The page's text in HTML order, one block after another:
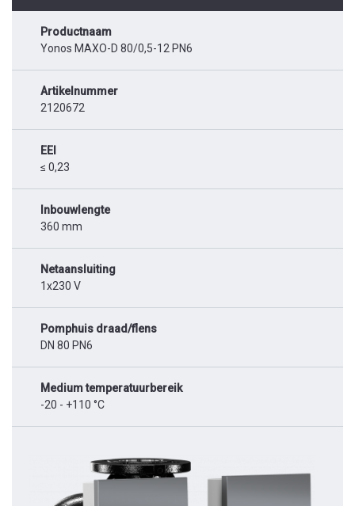
Productnaam
Yonos MAXO-D 80/0,5-12 PN6
Artikelnummer
2120672
EEI
≤ 0,23
Inbouwlengte
360 mm
Netaansluiting
1x230 V
Pomphuis draad/flens
DN 80 PN6
Medium temperatuurbereik
-20 - +110 °C